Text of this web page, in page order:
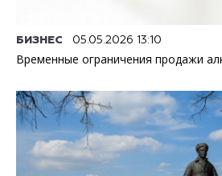
БИЗНЕС 05.05.2026 13:10
Временные ограничения продажи